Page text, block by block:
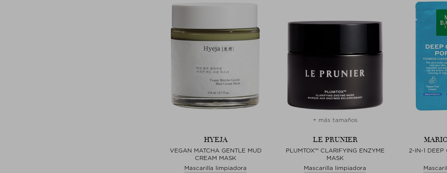
HYEJA
VEGAN MATCHA GENTLE MUD
CREAM MASK
Mascarilla limpiadora
+ más tamaños
LE PRUNIER
PLUMTOX™ CLARIFYING ENZYME
MASK
Mascarilla limpiadora
2-IN-1 DEEP